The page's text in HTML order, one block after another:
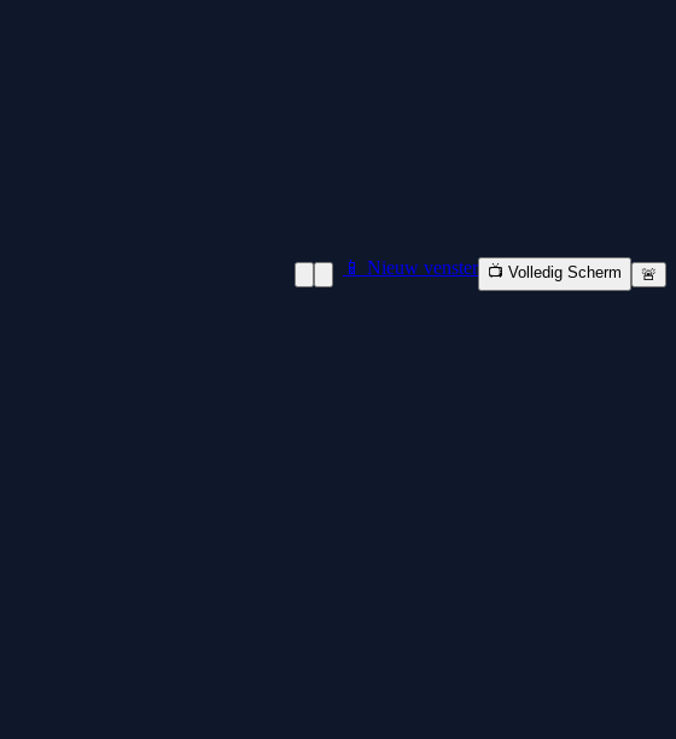
📱 Nieuw venster 📺 Volledig Scherm 🚨